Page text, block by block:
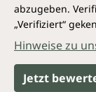
zu lesen und
erfahrener
ist. Vor allem ist
und
ausbricht,
abzugeben.
„Verifiziert“
Hinweise zu
Jetzt